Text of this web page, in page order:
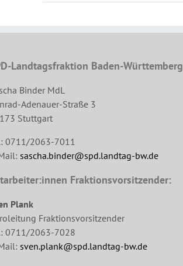
Landtagsfraktion Baden-Württemberg
Binder MdL
Adenauer-Straße 3
Stuttgart
0711/2063-7011
sascha.binder@spd.landtag-bw.de
Fraktionsvorsitzender:
Plank
Fraktionsvorsitzender
0711/2063-7028
sven.plank@spd.landtag-bw.de